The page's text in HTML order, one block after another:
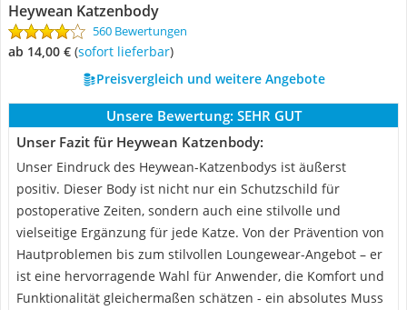
Heywean Katzenbody
560 Bewertungen
ab 14,00 € ( Sofort lieferbar)
Preisvergleich und weitere Angebote
Unsere Bewertung: SEHR GUT
Unser Fazit für Heywean Katzenbody:
Unser Eindruck des Heywean-Katzenbodys ist äußerst
positiv. Dieser Body ist nicht nur ein Schutzschild für
postoperative Zeiten, sondern auch eine stilvolle und
vielseitige Ergänzung für jede Katze. Von der Prävention von
Hautproblemen bis zum stilvollen Loungewear-Angebot – er
ist eine hervorragende Wahl für Anwender, die Komfort und
Funktionalität gleichermaßen schätzen - ein absolutes Muss